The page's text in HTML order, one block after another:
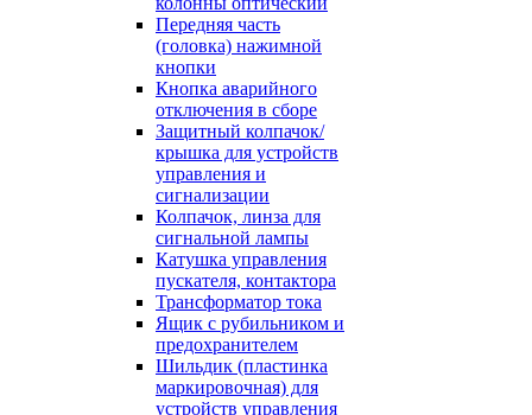
Передняя часть
(головка) нажимной
кнопки
Кнопка аварийного
отключения в сборе
Защитный колпачок/
крышка для устройств
управления и
сигнализации
Колпачок, линза для
сигнальной лампы
Катушка управления
пускателя, контактора
Трансформатор тока
Ящик с рубильником и
предохранителем
Шильдик (пластинка
маркировочная) для
устройств управления